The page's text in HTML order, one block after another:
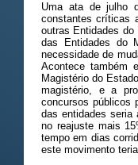
Uma ata de julho
constantes críticas
outras Entidades
das Entidades do
necessidade de
Acontece também
Magistério do
magistério, e a
concursos públicos
das entidades seria
no reajuste mais
tempo em dias
este movimento